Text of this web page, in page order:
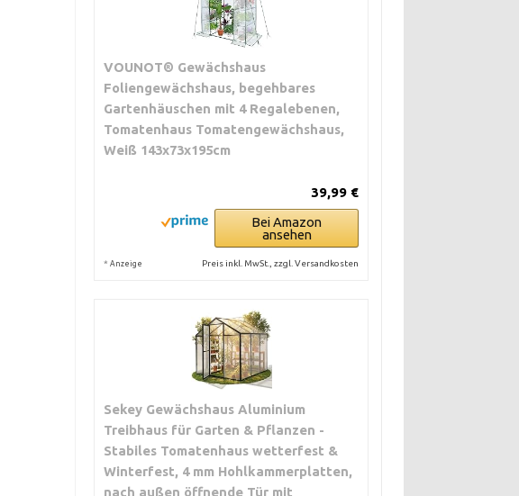
VOUNOT® Gewächshaus
Foliengewächshaus, begehbares
Gartenhäuschen mit 4 Regalebenen,
Tomatenhaus Tomatengewächshaus,
Weiß 143x73x195cm
39,99 €
Bei Amazon
ansehen
* Anzeige Preis inkl. MwSt., zzgl. Versandkosten
Sekey Gewächshaus Aluminium
Treibhaus für Garten & Pflanzen -
Stabiles Tomatenhaus wetterfest &
Winterfest, 4 mm Hohlkammerplatten,
nach außen öffnende Tür mit